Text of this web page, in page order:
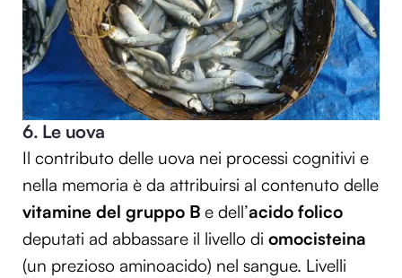
6. Le uova
Il contributo delle uova nei processi cognitivi e
nella memoria è da attribuirsi al contenuto delle
vitamine del gruppo B e dell’acido folico
deputati ad abbassare il livello di omocisteina
(un prezioso aminoacido) nel sangue. Livelli